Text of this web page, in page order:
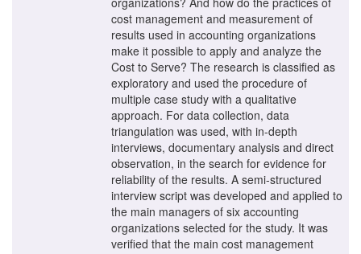
cost management and measurement of
results used in accounting organizations
make it possible to apply and analyze the
Cost to Serve? The research is classified as
exploratory and used the procedure of
multiple case study with a qualitative
approach. For data collection, data
triangulation was used, with in-depth
interviews, documentary analysis and direct
observation, in the search for evidence for
reliability of the results. A semi-structured
interview script was developed and applied to
the main managers of six accounting
organizations selected for the study. It was
verified that the main cost management